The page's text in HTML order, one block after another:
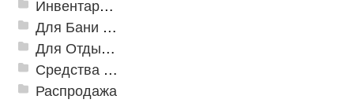
Инвентарь для клининга
Для Бани и Сауны
Для Отдыха и Пикника
Средства от насекомых и садовых вредителей
Распродажа